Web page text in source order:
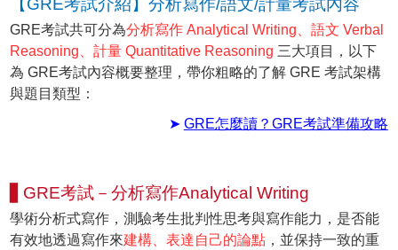
GRE考試共可分為分析寫作 Analytical Writing、語文 Verbal
Reasoning、計量 Quantitative Reasoning 三大項目，以下
為 GRE考試內容概要整理，帶你粗略的了解 GRE 考試架構
與題目類型：
➤ GRE怎麼讀？GRE考試準備攻略
▋GRE考試－分析寫作Analytical Writing
學術分析式寫作，測驗考生批判性思考與寫作能力，是否能
有效地透過寫作來建構、表達自己的論點 ，並保持一致的重